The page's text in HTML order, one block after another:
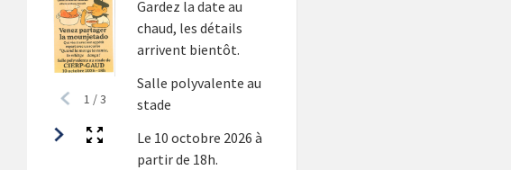
1 /3
Gardez la date au
chaud, les détails
arrivent bientôt.
Salle polyvalente au
stade
Le 10 octobre 2026 à
partir de 18h.